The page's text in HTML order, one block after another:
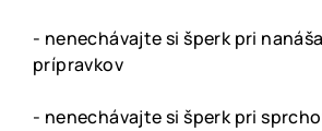
- nenechávajte si šperk pri
prípravkov
- nenechávajte si šperk pri